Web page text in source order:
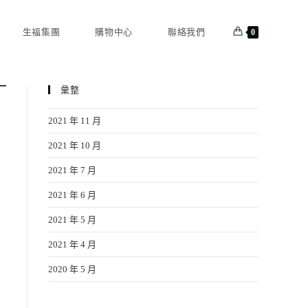
生福集團 購物中心 聯絡我們 0
彙整
2021 年 11 月
2021 年 10 月
2021 年 7 月
2021 年 6 月
2021 年 5 月
2021 年 4 月
2020 年 5 月